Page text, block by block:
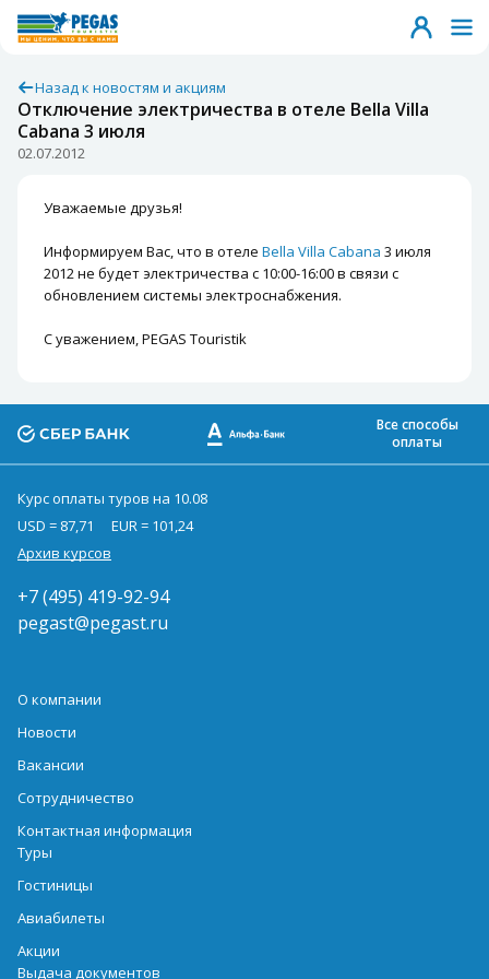
Назад к новостям и акциям
Отключение электричества в отеле Bella Villa
Cabana 3 июля
02.07.2012
Уважаемые друзья!
Информируем Вас, что в отеле Bella Villa Cabana 3 июля
2012 не будет электричества с 10:00-16:00 в связи с
обновлением системы электроснабжения.
С уважением, PEGAS Touristik
Все способы
оплаты
Курс оплаты туров на 10.08
USD = 87,71
EUR = 101,24
Архив курсов
+7 (495) 419-92-94
pegast@pegast.ru
О компании
Новости
Вакансии
Сотрудничество
Контактная информация
Туры
Гостиницы
Авиабилеты
Акции
Выдача документов